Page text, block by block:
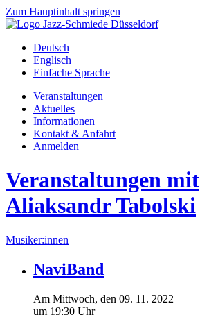
Zum Hauptinhalt springen
Deutsch
Englisch
Einfache Sprache
Veranstaltungen
Aktuelles
Informationen
Kontakt & Anfahrt
Anmelden
Veranstaltungen mit
Aliaksandr Tabolski
Musiker:innen
NaviBand
Am Mittwoch, den 09. 11. 2022
um 19:30 Uhr